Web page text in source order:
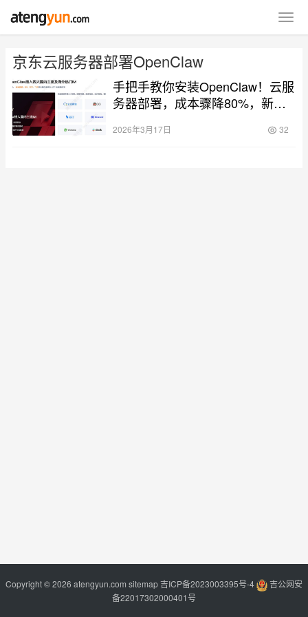
京东云服务器部署OpenClaw
手把手教你安装OpenClaw！云服
务器部署，成本骤降80%，新手
2026年3月17日 32
Copyright © 2026 atengyun.com sitemap吉ICP备2023003395号-4
吉公网安
备22017302000401号